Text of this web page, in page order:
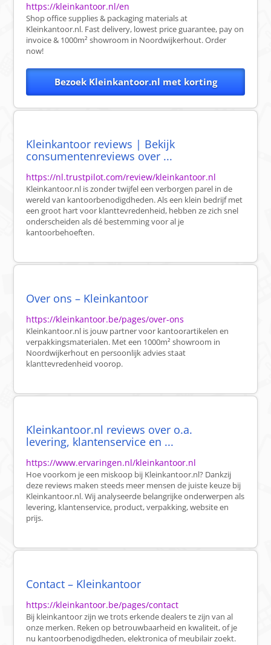
https://kleinkantoor.nl/en
Shop office supplies & packaging materials at
Kleinkantoor.nl. Fast delivery, lowest price guarantee, pay on
invoice & 1000m² showroom in Noordwijkerhout. Order
now!
Bezoek Kleinkantoor.nl met korting
Kleinkantoor reviews | Bekijk
consumentenreviews over ...
https://nl.trustpilot.com/review/kleinkantoor.nl
Kleinkantoor.nl is zonder twijfel een verborgen parel in de
wereld van kantoorbenodigdheden. Als een klein bedrijf met
een groot hart voor klanttevredenheid, hebben ze zich snel
onderscheiden als dé bestemming voor al je
kantoorbehoeften.
Over ons – Kleinkantoor
https://kleinkantoor.be/pages/over-ons
Kleinkantoor.nl is jouw partner voor kantoorartikelen en
verpakkingsmaterialen. Met een 1000m² showroom in
Noordwijkerhout en persoonlijk advies staat
klanttevredenheid voorop.
Kleinkantoor.nl reviews over o.a.
levering, klantenservice en ...
https://www.ervaringen.nl/kleinkantoor.nl
Hoe voorkom je een miskoop bij Kleinkantoor.nl? Dankzij
deze reviews maken steeds meer mensen de juiste keuze bij
Kleinkantoor.nl. Wij analyseerde belangrijke onderwerpen als
levering, klantenservice, product, verpakking, website en
prijs.
Contact – Kleinkantoor
https://kleinkantoor.be/pages/contact
Bij kleinkantoor zijn we trots erkende dealers te zijn van al
onze merken. Reken op betrouwbaarheid en kwaliteit, of je
nu kantoorbenodigdheden, elektronica of meubilair zoekt.